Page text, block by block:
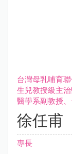
台灣母乳哺育
生兒教授級主
醫學系副教授
徐任甫
專長